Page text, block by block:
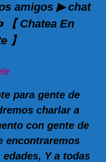
amigos ▶ chat
Chatea En
】
para gente de
charlar a
con gente de
encontraremos
Y a todas